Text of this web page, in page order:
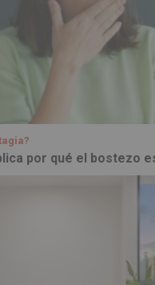
por qué el bostezo